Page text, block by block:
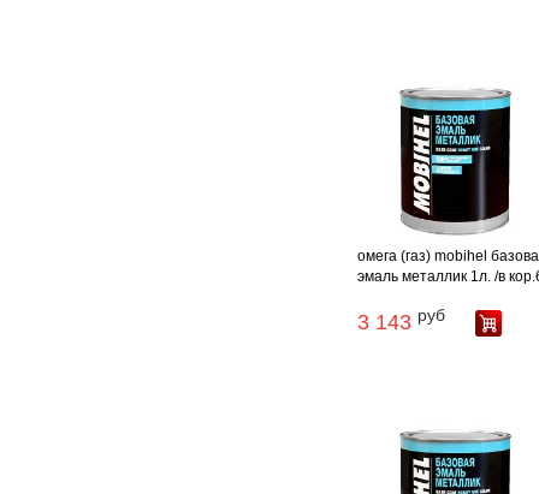
омега (газ) mobihel
эмаль металлик 1л. /в
3 143 руб